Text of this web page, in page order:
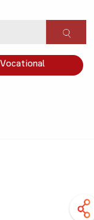
Vocational